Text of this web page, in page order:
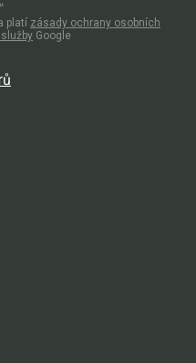
platí zásady ochrany osobních
Google